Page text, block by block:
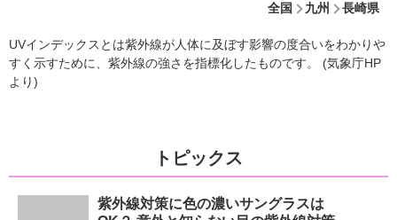
全国 九州 長崎県
UVインデックスとは紫外線が人体に及ぼす影響の度合いをわかりや
すく示すために、紫外線の強さを指標化したものです。 (気象庁HP
より)
トピックス
紫外線対策に色の濃いサングラスは